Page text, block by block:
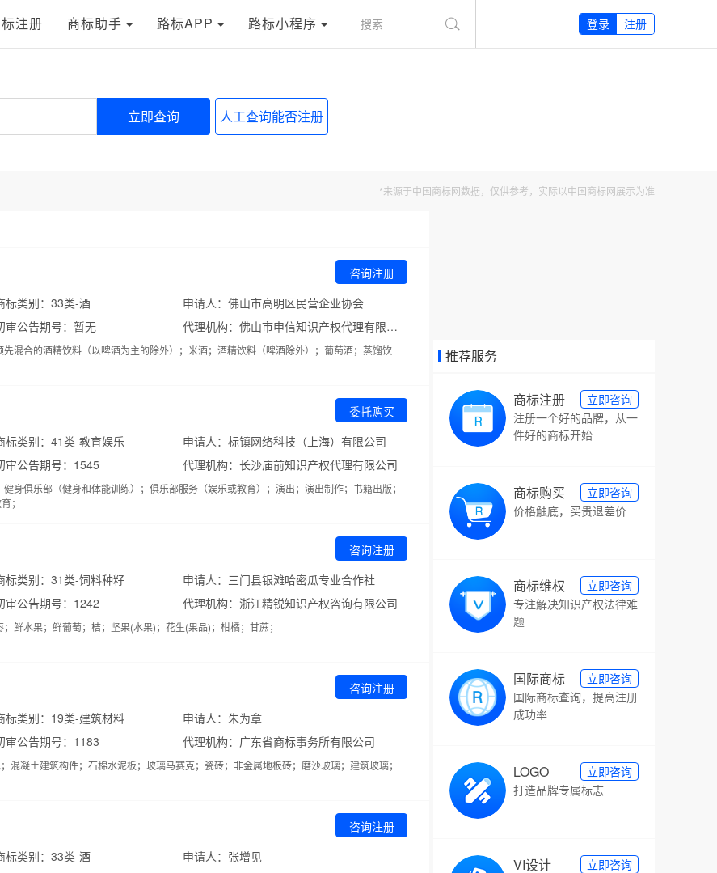
注册 商标助手 路标APP 路标小程序 搜索 登录 注册
立即查询 人工查询能否注册
*来源于中国商标网数据，仅供参考，实际以中国商标网展示为准
咨询注册
标类别：33类-酒
审公告期号：暂无
申请人：佛山市高明区民营企业协会
代理机构：佛山市申信知识产权代理有限公司
混合的酒精饮料（以啤酒为主的除外）；米酒；酒精饮料（啤酒除外）；葡萄酒；蒸馏饮
委托购买
标类别：41类-教育娱乐
审公告期号：1545
申请人：标镇网络科技（上海）有限公司
代理机构：长沙庙前知识产权代理有限公司
身俱乐部（健身和体能训练）；俱乐部服务（娱乐或教育）；演出；演出制作；书籍出版；
；
咨询注册
标类别：31类-饲料种籽
审公告期号：1242
申请人：三门县银滩哈密瓜专业合作社
代理机构：浙江精锐知识产权咨询有限公司
鲜水果；鲜葡萄；桔；坚果(水果)；花生(果品)；柑橘；甘蔗；
咨询注册
标类别：19类-建筑材料
审公告期号：1183
申请人：朱为章
代理机构：广东省商标事务所有限公司
混凝土建筑构件；石棉水泥板；玻璃马赛克；瓷砖；非金属地板砖；磨沙玻璃；建筑玻璃；
咨询注册
标类别：33类-酒
申请人：张增见
推荐服务
商标注册
立即咨询
注册一个好的品牌，从一
件好的商标开始
商标购买
立即咨询
价格触底，买贵退差价
商标维权
立即咨询
专注解决知识产权法律难
题
国际商标
立即咨询
国际商标查询，提高注册
成功率
LOGO
立即咨询
打造品牌专属标志
VI设计
立即咨询